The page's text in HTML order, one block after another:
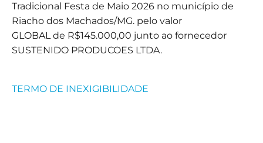
Tradicional Festa de Maio 2026 no município de
Riacho dos Machados/MG. pelo valor
GLOBAL de R$145.000,00 junto ao fornecedor
SUSTENIDO PRODUCOES LTDA.
TERMO DE INEXIGIBILIDADE